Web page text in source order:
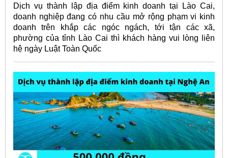
Dịch vụ thành lập địa điểm kinh doanh tại Lào Cai,
doanh nghiệp đang có nhu cầu mở rộng phạm vi kinh
doanh trên khắp các ngóc ngách, tới tận các xã,
phường của tỉnh Lào Cai thì khách hàng vui lòng liên
hệ ngày Luật Toàn Quốc